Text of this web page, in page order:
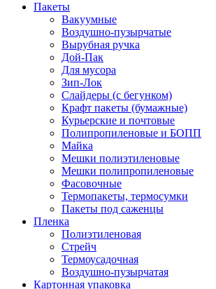
Пакеты
Вакуумные
Воздушно-пузырчатые
Вырубная ручка
Дой-Пак
Для мусора
Зип-Лок
Слайдеры (с бегунком)
Крафт пакеты (бумажные)
Курьерские и почтовые
Полипропиленовые и БОПП
Майка
Мешки полиэтиленовые
Мешки полипропиленовые
Фасовочные
Термопакеты, термосумки
Пакеты под саженцы
Пленка
Полиэтиленовая
Стрейч
Термоусадочная
Воздушно-пузырчатая
Картонная упаковка